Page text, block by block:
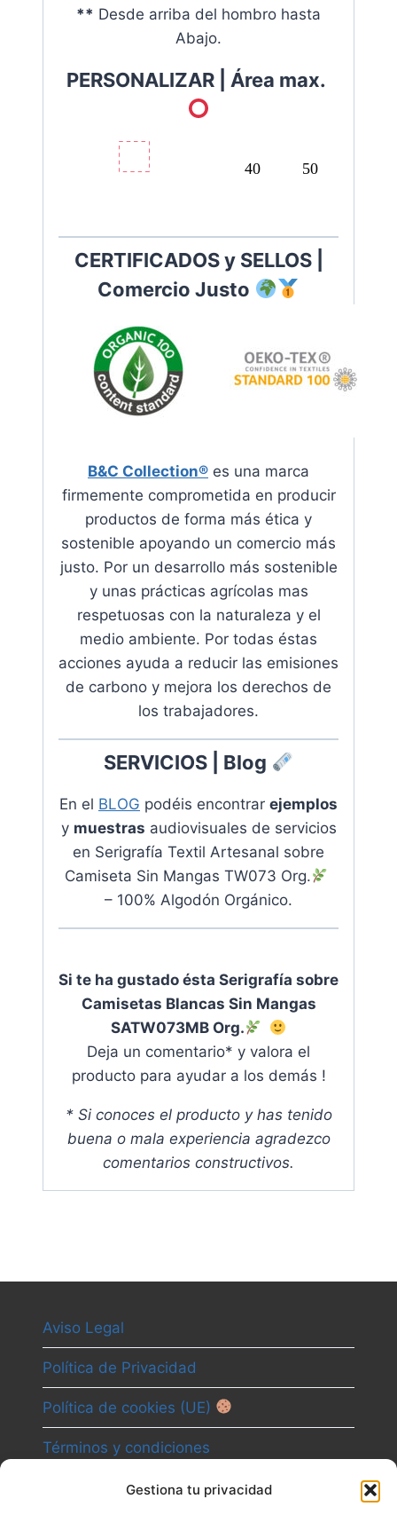
Gestiona tu privacidad
** Desde arriba del hombro hasta
Abajo.
PERSONALIZAR | Área max.
40 50
CERTIFICADOS y SELLOS |
Comercio Justo
B&C Collection® es una marca
firmemente comprometida en producir
productos de forma más ética y
sostenible apoyando un comercio más
justo. Por un desarrollo más sostenible
y unas prácticas agrícolas mas
respetuosas con la naturaleza y el
medio ambiente. Por todas éstas
acciones ayuda a reducir las emisiones
de carbono y mejora los derechos de
los trabajadores.
SERVICIOS | Blog
En el BLOG podéis encontrar ejemplos
y muestras audiovisuales de servicios
en Serigrafía Textil Artesanal sobre
Camiseta Sin Mangas TW073 Org.
– 100% Algodón Orgánico.
Si te ha gustado ésta Serigrafía sobre
Camisetas Blancas Sin Mangas
SATW073MB Org.
Deja un comentario* y valora el
producto para ayudar a los demás !
* Si conoces el producto y has tenido
buena o mala experiencia agradezco
comentarios constructivos.
Aviso Legal
Política de Privacidad
Política de cookies (UE)
Términos y condiciones